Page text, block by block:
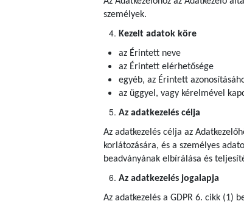
személyek.
Kezelt adatok köre
az Érintett neve
az Érintett elérhetősége
egyéb, az Érintett
az üggyel, vagy kérelmével
Az adatkezelés célja
Az adatkezelés célja az
korlátozására, és a személyes
beadványának elbírálása és
Az adatkezelés jogalapja
Az adatkezelés a GDPR 6. cikk (1)